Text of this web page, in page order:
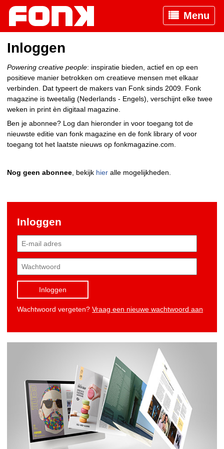
Menu
Inloggen
Powering creative people: inspiratie bieden, actief en op een
positieve manier betrokken om creatieve mensen met elkaar
verbinden. Dat typeert de makers van Fonk sinds 2009. Fonk
magazine is tweetalig (Nederlands - Engels), verschijnt elke twee
weken in print èn digitaal magazine.
Ben je abonnee? Log dan hieronder in voor toegang tot de
nieuwste editie van fonk magazine en de fonk library of voor
toegang tot het laatste nieuws op fonkmagazine.com.
Nog geen abonnee , bekijk hier alle mogelijkheden.
Inloggen
Inloggen
Wachtwoord vergeten? Vraag een nieuwe wachtwoord aan